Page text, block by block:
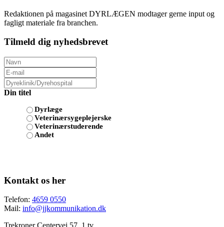
Redaktionen på magasinet DYRLÆGEN modtager gerne input og
fagligt materiale fra branchen.
Tilmeld dig nyhedsbrevet
Din titel
Dyrlæge
Veterinærsygeplejerske
Veterinærstuderende
Andet
Kontakt os her
Telefon: 4659 0550
Mail: info@jjkommunikation.dk